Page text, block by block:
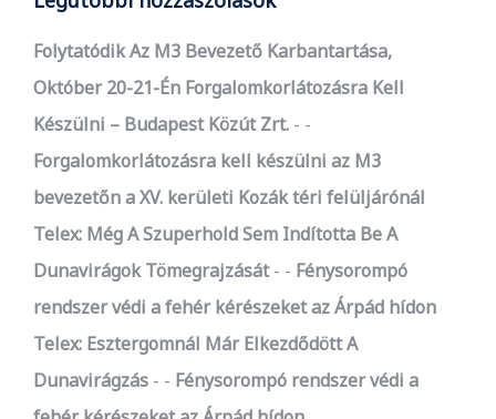
Folytatódik Az M3 Bevezető Karbantartása,
Október 20-21-Én Forgalomkorlátozásra Kell
Készülni – Budapest Közút Zrt.
-
Forgalomkorlátozásra kell készülni az M3
bevezetőn a XV. kerületi Kozák téri felüljárónál
Telex: Még A Szuperhold Sem Indította Be A
Dunavirágok Tömegrajzását
- Fénysorompó
rendszer védi a fehér kérészeket az Árpád hídon
Telex: Esztergomnál Már Elkezdődött A
Dunavirágzás
- Fénysorompó rendszer védi a